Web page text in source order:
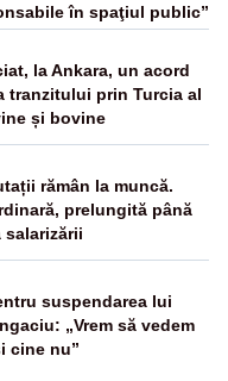
în spaţiul public”
la Ankara, un acord
tranzitului prin Turcia al
și bovine
rămân la muncă.
prelungită până
salarizării
suspendarea lui
„Vrem să vedem
cine nu”